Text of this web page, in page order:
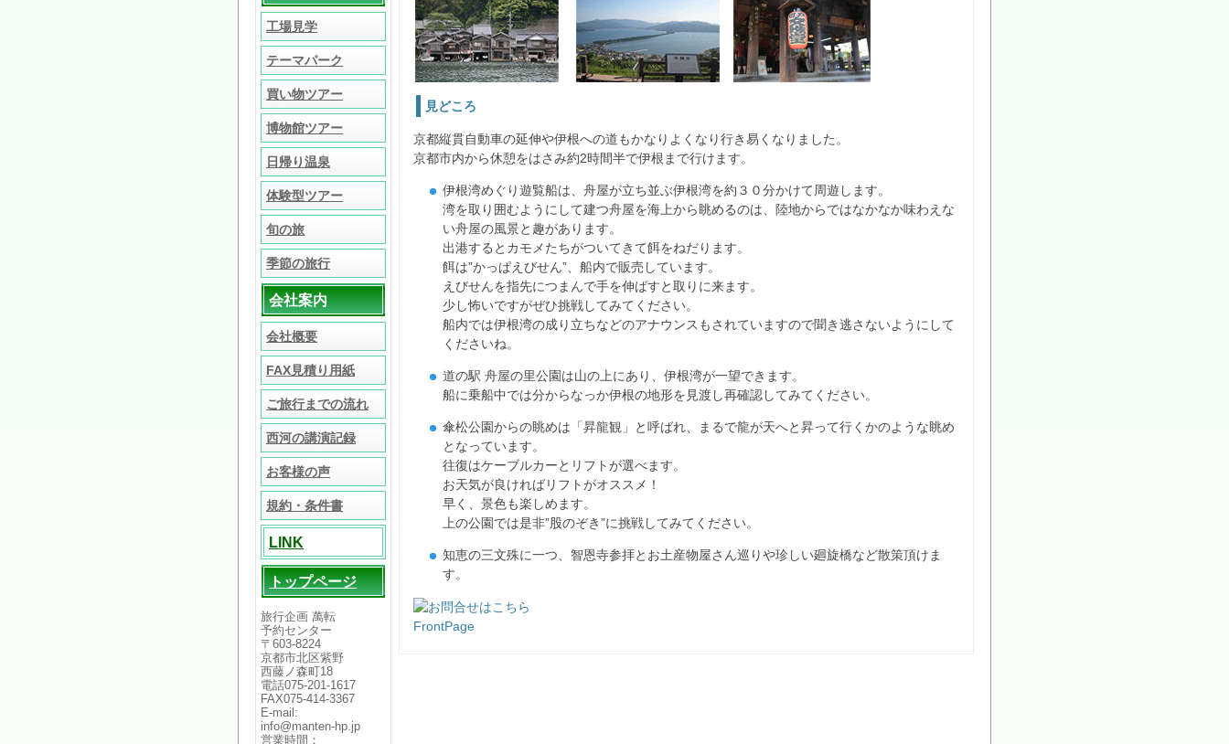
見どころ
京都縦貫自動車の延伸や伊根への道もかなりよくなり行き易くなりました。
京都市内から休憩をはさみ約2時間半で伊根まで行けます。
伊根湾めぐり遊覧船は、舟屋が立ち並ぶ伊根湾を約３０分かけて周遊します。
湾を取り囲むようにして建つ舟屋を海上から眺めるのは、陸地からではなかなか味わえな
い舟屋の風景と趣があります。
出港するとカモメたちがついてきて餌をねだります。
餌は”かっぱえびせん”、船内で販売しています。
えびせんを指先につまんで手を伸ばすと取りに来ます。
少し怖いですがぜひ挑戦してみてください。
船内では伊根湾の成り立ちなどのアナウンスもされていますので聞き逃さないようにして
くださいね。
道の駅 舟屋の里公園は山の上にあり、伊根湾が一望できます。
船に乗船中では分からなっか伊根の地形を見渡し再確認してみてください。
傘松公園からの眺めは「昇龍観」と呼ばれ、まるで龍が天へと昇って行くかのような眺め
となっています。
往復はケーブルカーとリフトが選べます。
お天気が良ければリフトがオススメ！
早く、景色も楽しめます。
上の公園では是非”股のぞき”に挑戦してみてください。
知恵の三文殊に一つ、智恩寺参拝とお土産物屋さん巡りや珍しい廻旋橋など散策頂けま
す。
FrontPage
工場見学
テーマパーク
買い物ツアー
博物館ツアー
日帰り温泉
体験型ツアー
旬の旅
季節の旅行
会社案内
会社概要
FAX見積り用紙
ご旅行までの流れ
西河の講演記録
お客様の声
規約・条件書
LINK
トップページ
旅行企画 萬転
予約センター
〒603-8224
京都市北区紫野
西藤ノ森町18
電話075-201-1617
FAX075-414-3367
E-mail:
info@manten-hp.jp
営業時間：